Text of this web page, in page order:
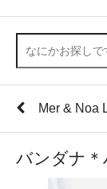
Mer & Noa
バンダナ